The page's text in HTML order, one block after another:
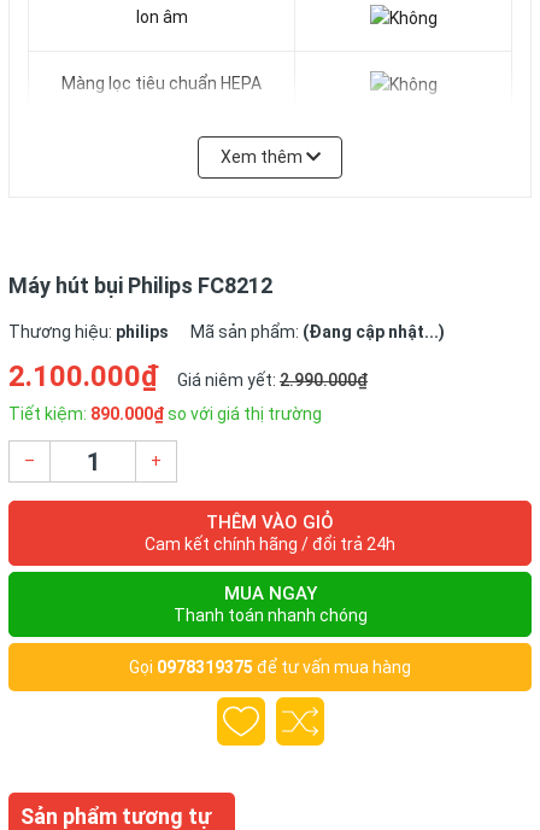
Ion âm
Màng lọc tiêu chuẩn HEPA
Kiểu máy Gia đình
Kiểu túi lọc Túi tổng hợp bền chắc
Công suất 1400~1600W
Tính năng Thiết kế nhỏ gọn, chắc chắn, dễ dàng di chuyển
3 đầu hút: sàn, rèm, khe
Dây tự cuốn gọn, sử dụng nút điều khiển
Dung tích túi bụi(Lít) : 2 lít
Điều chỉnh tốc độ trên tay cầm
Xuất xứ Chính hãng
Xem thêm
Máy hút bụi Philips FC8212
Thương hiệu: philips Mã sản phẩm: (Đang cập nhật...)
2.100.000₫ Giá niêm yết: 2.990.000₫
Tiết kiệm: 890.000₫so với giá thị trường
– +
THÊM VÀO GIỎ
Cam kết chính hãng / đổi trả 24h
MUA NGAY
Thanh toán nhanh chóng
Gọi 0978319375 để tư vấn mua hàng
Sản phẩm tương tự